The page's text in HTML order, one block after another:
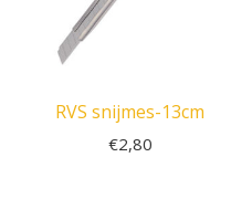
RVS snijmes-13cm
€2,80